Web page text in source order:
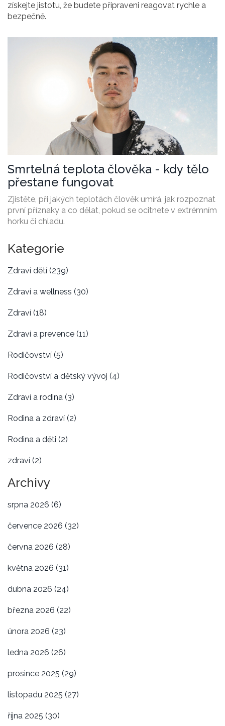
získejte jistotu, že budete připraveni reagovat rychle a
bezpečně.
Smrtelná teplota člověka - kdy tělo
přestane fungovat
Zjistěte, při jakých teplotách člověk umírá, jak rozpoznat
první příznaky a co dělat, pokud se ocitnete v extrémním
horku či chladu.
Kategorie
Zdraví dětí (239)
Zdraví a wellness (30)
Zdraví (18)
Zdraví a prevence (11)
Rodičovství (5)
Rodičovství a dětský vývoj (4)
Zdraví a rodina (3)
Rodina a zdraví (2)
Rodina a děti (2)
zdraví (2)
Archivy
srpna 2026 (6)
července 2026 (32)
června 2026 (28)
května 2026 (31)
dubna 2026 (24)
března 2026 (22)
února 2026 (23)
ledna 2026 (26)
prosince 2025 (29)
listopadu 2025 (27)
října 2025 (30)